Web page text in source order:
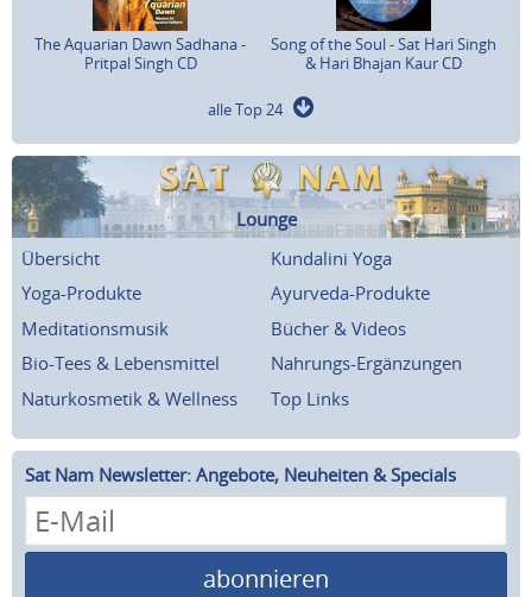
The Aquarian Dawn Sadhana -
Pritpal Singh CD
Song of the Soul - Sat Hari Singh
& Hari Bhajan Kaur CD
alle Top 24
Lounge
Übersicht
Kundalini Yoga
Yoga-Produkte
Ayurveda-Produkte
Meditationsmusik
Bücher & Videos
Bio-Tees & Lebensmittel
Nahrungs-Ergänzungen
Naturkosmetik & Wellness
Top Links
Sat Nam Newsletter: Angebote, Neuheiten & Specials
abonnieren